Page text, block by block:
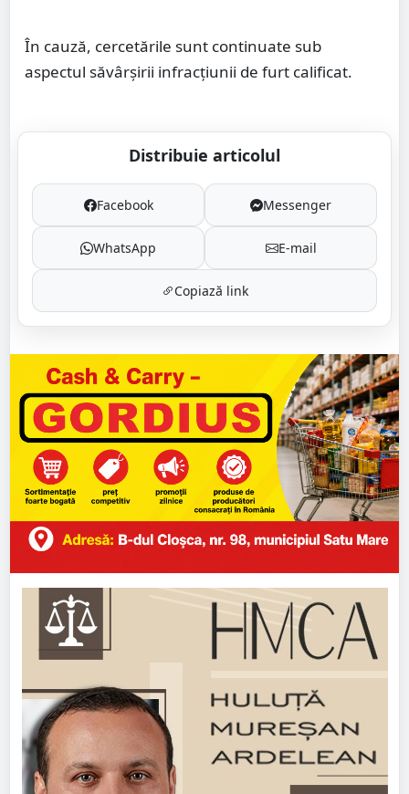
În cauză, cercetările sunt continuate sub
aspectul săvârșirii infracțiunii de furt calificat.
Distribuie articolul
Facebook Messenger
WhatsApp E-mail
Copiază link